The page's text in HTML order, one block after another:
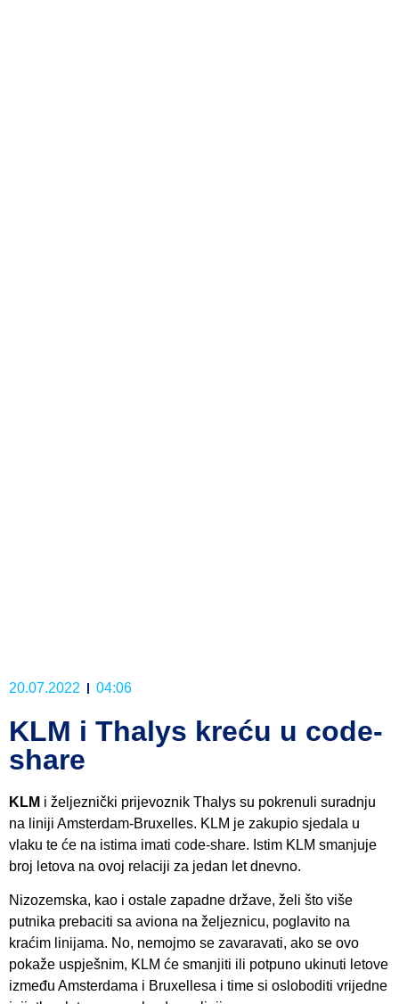
20.07.2022 04:06
KLM i Thalys kreću u code-
share
KLM i željeznički prijevoznik Thalys su pokrenuli suradnju
na liniji Amsterdam-Bruxelles. KLM je zakupio sjedala u
vlaku te će na istima imati code-share. Istim KLM smanjuje
broj letova na ovoj relaciji za jedan let dnevno.
Nizozemska, kao i ostale zapadne države, želi što više
putnika prebaciti sa aviona na željeznicu, poglavito na
kraćim linijama. No, nemojmo se zavaravati, ako se ovo
pokaže uspješnim, KLM će smanjiti ili potpuno ukinuti letove
između Amsterdama i Bruxellesa i time si osloboditi vrijedne